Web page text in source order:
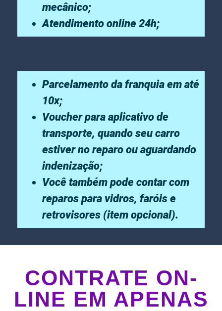
mecânico;
Atendimento online 24h;
Parcelamento da franquia em até
10x;
Voucher para aplicativo de
transporte, quando seu carro
estiver no reparo ou aguardando
indenização;
Você também pode contar com
reparos para vidros, faróis e
retrovisores (item opcional).
CONTRATE ON-
LINE EM APENAS